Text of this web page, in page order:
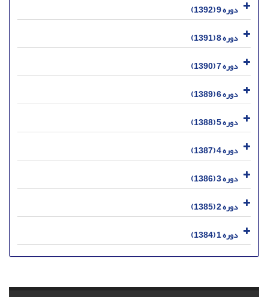
دوره 9 (1392)
دوره 8 (1391)
دوره 7 (1390)
دوره 6 (1389)
دوره 5 (1388)
دوره 4 (1387)
دوره 3 (1386)
دوره 2 (1385)
دوره 1 (1384)